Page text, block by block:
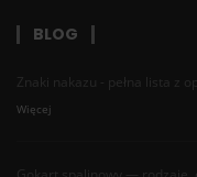
BLOG
Znaki nakazu - pełna lista z
Więcej